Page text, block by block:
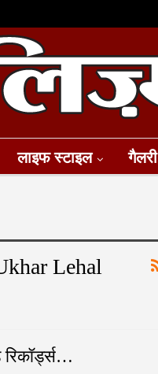
लाइफ स्टाइल गैलरी
Lehal
रिकॉर्ड्स…